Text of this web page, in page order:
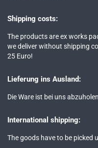
Shipping costs:
The products are ex works
we deliver without shipping
25 Euro!
Lieferung ins Ausland:
Die Ware ist bei uns
International shipping:
The goods have to be picked